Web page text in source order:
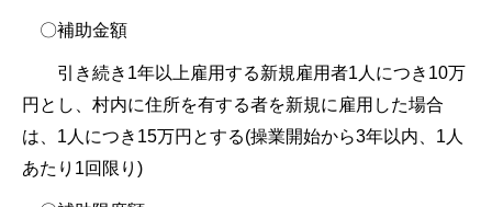
〇補助金額
引き続き1年以上雇用する新規雇用者1人につき10万
円とし、村内に住所を有する者を新規に雇用した場合
は、1人につき15万円とする(操業開始から3年以内、1人
あたり1回限り)